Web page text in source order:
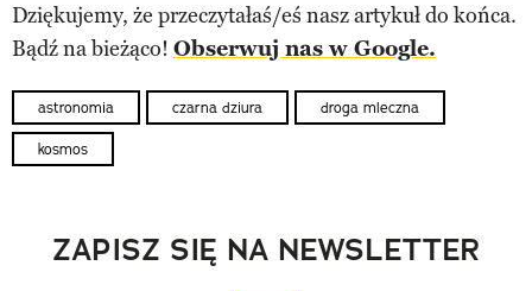
Dziękujemy, że przeczytałaś/eś nasz artykuł do końca.
Bądź na bieżąco! Obserwuj nas w Google.
astronomia czarna dziura droga mleczna
kosmos
ZAPISZ SIĘ NA NEWSLETTER